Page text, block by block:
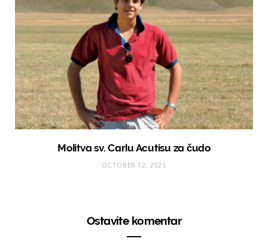
Molitva sv. Carlu Acutisu za čudo
OCTOBER 12, 2025
Ostavite komentar